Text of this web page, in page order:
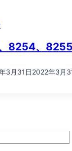
8254、
3月31日2022年3月